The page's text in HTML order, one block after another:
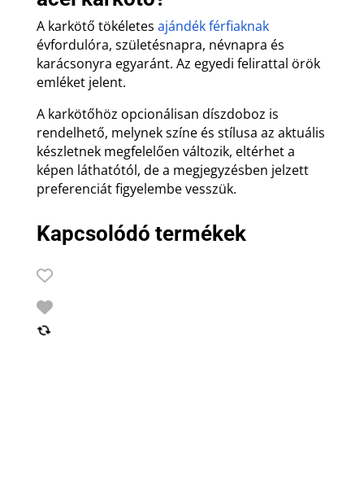
A karkötő tökéletes ajándék férfiaknak
évfordulóra, születésnapra, névnapra és
karácsonyra egyaránt. Az egyedi felirattal örök
emléket jelent.
A karkötőhöz opcionálisan díszdoboz is
rendelhető, melynek színe és stílusa az aktuális
készletnek megfelelően változik, eltérhet a
képen láthatótól, de a megjegyzésben jelzett
preferenciát figyelembe vesszük.
Kapcsolódó termékek